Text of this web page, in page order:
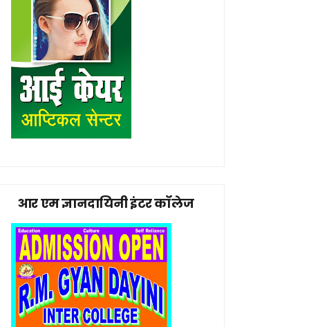
आर एम ज्ञानदायिनी इंटर कॉलेज